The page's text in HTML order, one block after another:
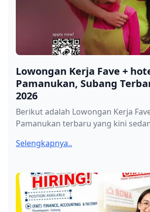
Lowongan Kerja Fave +
Pamanukan, Subang
2026
Berikut adalah Lowongan Kerja
Pamanukan terbaru yang kini
Selengkapnya..